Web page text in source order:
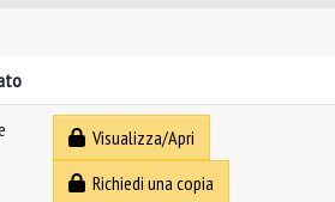
Visualizza/Apri
Richiedi una copia